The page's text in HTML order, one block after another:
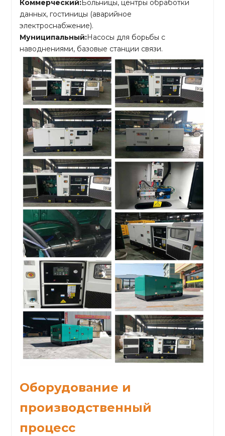
Коммерческий:Больницы, центры обработки
данных, гостиницы (аварийное
электроснабжение).
Муниципальный:Насосы для борьбы с
наводнениями, базовые станции связи.
Оборудование и
производственный
процесс